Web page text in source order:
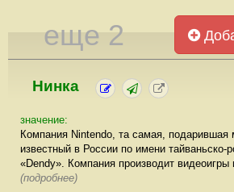
еще 2
Нинка
значение:
Компания Nintendo, та самая, подарившая
известный в России по имени тайваньско-
«Dendy». Компания производит видеоигры
(подробнее)